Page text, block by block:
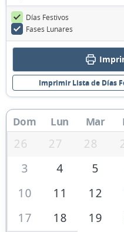
Días Festivos
Fases Lunares
Imprimir Lista de Días
Dom Lun Mar
26 27 28
3
4 5
10
11 12
17
18 19